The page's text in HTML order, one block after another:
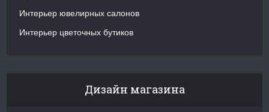
Интерьер ювелирных салонов
Интерьер цветочных бутиков
Дизайн магазина